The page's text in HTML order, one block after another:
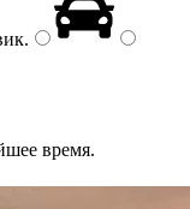
.
время.